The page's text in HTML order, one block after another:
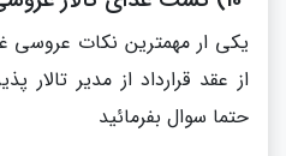
یکی ار مهمترین نکات
از عقد قرارداد از مدیر
حتما سوال بفرمائید